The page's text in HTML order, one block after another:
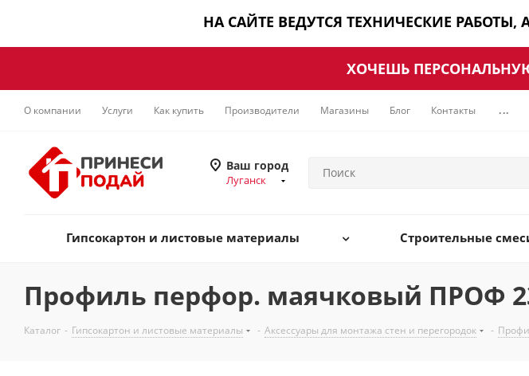
НА САЙТЕ ВЕДУТСЯ ТЕХНИЧЕСКИЕ
ХОЧЕШЬ
О компании Услуги Как купить Производители Магазины Блог Контакты ...
Ваш город
Луганск
Гипсокартон и листовые материалы Строительные
Профиль перфор. маячковый ПРОФ
Каталог - Гипсокартон и листовые материалы - Аксессуары для монтажа стен и перегородок -